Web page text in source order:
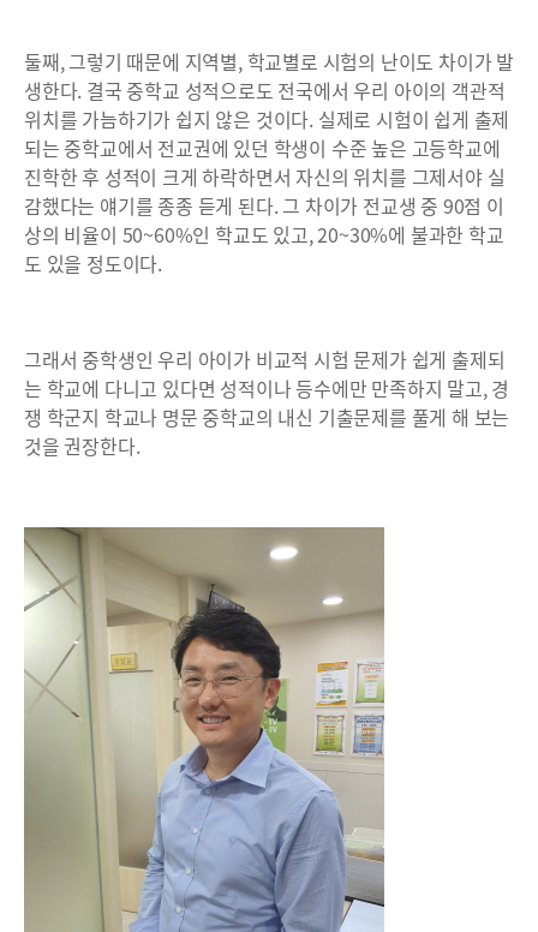
둘째, 그렇기 때문에 지역별, 학교별로 시험의 난이도 차이가 발
생한다. 결국 중학교 성적으로도 전국에서 우리 아이의 객관적
위치를 가늠하기가 쉽지 않은 것이다. 실제로 시험이 쉽게 출제
되는 중학교에서 전교권에 있던 학생이 수준 높은 고등학교에
진학한 후 성적이 크게 하락하면서 자신의 위치를 그제서야 실
감했다는 얘기를 종종 듣게 된다. 그 차이가 전교생 중 90점 이
상의 비율이 50~60%인 학교도 있고, 20~30%에 불과한 학교
도 있을 정도이다.
그래서 중학생인 우리 아이가 비교적 시험 문제가 쉽게 출제되
는 학교에 다니고 있다면 성적이나 등수에만 만족하지 말고, 경
쟁 학군지 학교나 명문 중학교의 내신 기출문제를 풀게 해 보는
것을 권장한다.